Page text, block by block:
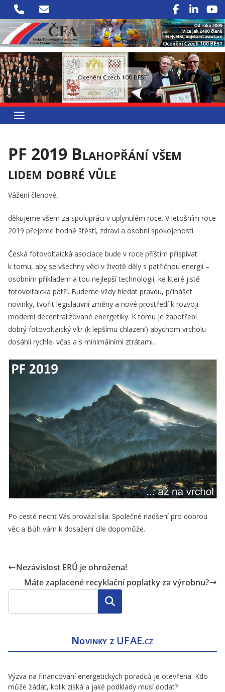
Přeskočit
na
obsah
Ocenění Czech 100 BEST
PF 2019 Blahopřání všem
lidem dobré vůle
Vážení členové,
děkujeme všem za spolupráci v uplynulém roce. V letošním roce
2019 přejeme hodně štěstí, zdraví a osobní spokojenosti.
Česká fotovoltaická asociace bude v roce příštím přispívat
k tomu, aby se všechny věci v životě děly s patřičnou energií –
osobním příkladem a tou nejlepší technologií, ke které jistě
fotovoltaická patří. Budeme vždy hledat pravdu, přinášet
novinky, tvořit legislativní změny a nové prostředí k rozvoji
moderní decentralizované energetiky. K tomu je zapotřebí
dobrý fotovoltaický vítr (k lepšímu chlazení) abychom vrcholu
dosáhli rychle, včas a s minimálními ztrátami.
Po cestě nechť Vás provází síla. Společné nadšení pro dobrou
věc a Bůh vám k dosažení cíle dopomůže.
Nezávislost ERÚ je ohrožena!
Máte zaplacené recyklační poplatky za výrobnu?
Hledat
Novinky z UFAE.cz
Výzva na financování energetických poradců je otevřena. Kdo
může žádat, kolik získá a jaké podklady musí dodat?